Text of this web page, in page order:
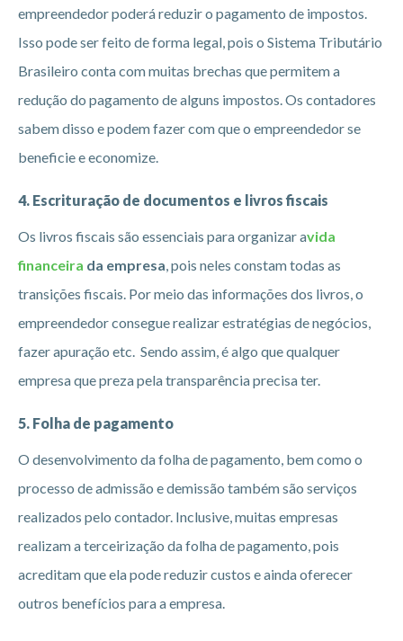
empreendedor poderá reduzir o pagamento de impostos.
Isso pode ser feito de forma legal, pois o Sistema Tributário
Brasileiro conta com muitas brechas que permitem a
redução do pagamento de alguns impostos. Os contadores
sabem disso e podem fazer com que o empreendedor se
beneficie e economize.
4. Escrituração de documentos e livros fiscais
Os livros fiscais são essenciais para organizar avida
financeira da empresa, pois neles constam todas as
transições fiscais. Por meio das informações dos livros, o
empreendedor consegue realizar estratégias de negócios,
fazer apuração etc. Sendo assim, é algo que qualquer
empresa que preza pela transparência precisa ter.
5. Folha de pagamento
O desenvolvimento da folha de pagamento, bem como o
processo de admissão e demissão também são serviços
realizados pelo contador. Inclusive, muitas empresas
realizam a terceirização da folha de pagamento, pois
acreditam que ela pode reduzir custos e ainda oferecer
outros benefícios para a empresa.